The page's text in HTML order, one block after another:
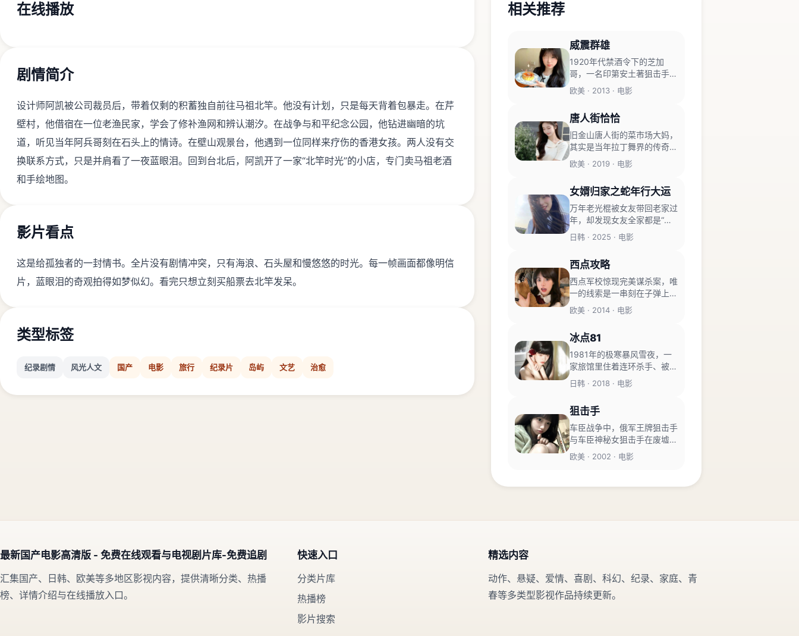
在线播放
剧情简介
设计师阿凯被公司裁员后，带着仅剩的积蓄独自前往马祖北竿。他没有计划，只是每天背着包暴走。在芹
壁村，他借宿在一位老渔民家，学会了修补渔网和辨认潮汐。在战争与和平纪念公园，他钻进幽暗的坑
道，听见当年阿兵哥刻在石头上的情诗。在壁山观景台，他遇到一位同样来疗伤的香港女孩。两人没有交
换联系方式，只是并肩看了一夜蓝眼泪。回到台北后，阿凯开了一家“北竿时光”的小店，专门卖马祖老酒
和手绘地图。
影片看点
这是给孤独者的一封情书。全片没有剧情冲突，只有海浪、石头屋和慢悠悠的时光。每一帧画面都像明信
片，蓝眼泪的奇观拍得如梦似幻。看完只想立刻买船票去北竿发呆。
类型标签
纪录剧情 风光人文 国产 电影 旅行 纪录片 岛屿 文艺 治愈
相关推荐
威震群雄
1920年代禁酒令下的芝加
哥，一名印第安土著狙击手同
时被黑帮和警方悬赏追捕。
欧美 · 2013 · 电影
唐人街恰恰
旧金山唐人街的菜市场大妈，
其实是当年拉丁舞界的传奇皇
后。
欧美 · 2019 · 电影
女婿归家之蛇年行大运
万年老光棍被女友带回老家过
年，却发现女友全家都是“生
肖守护神”，而蛇年的大运要
靠他来激活。
日韩 · 2025 · 电影
西点攻略
西点军校惊现完美谋杀案，唯
一的线索是一串刻在子弹上的
摩斯密码。
欧美 · 2014 · 电影
冰点81
1981年的极寒暴风雪夜，一
家旅馆里住着连环杀手、被冤
枉的警察和来寻仇的孤女，温
度低至冰点。
日韩 · 2018 · 电影
狙击手
车臣战争中，俄军王牌狙击手
与车臣神秘女狙击手在废墟中
对狙六天，两人都不知道对方
是自己失散的女儿/父亲。
欧美 · 2002 · 电影
最新国产电影高清版 - 免费在线观看与电视剧片库-免费追剧
汇集国产、日韩、欧美等多地区影视内容，提供清晰分类、热播
榜、详情介绍与在线播放入口。
快速入口
分类片库
热播榜
影片搜索
精选内容
动作、悬疑、爱情、喜剧、科幻、纪录、家庭、青
春等多类型影视作品持续更新。